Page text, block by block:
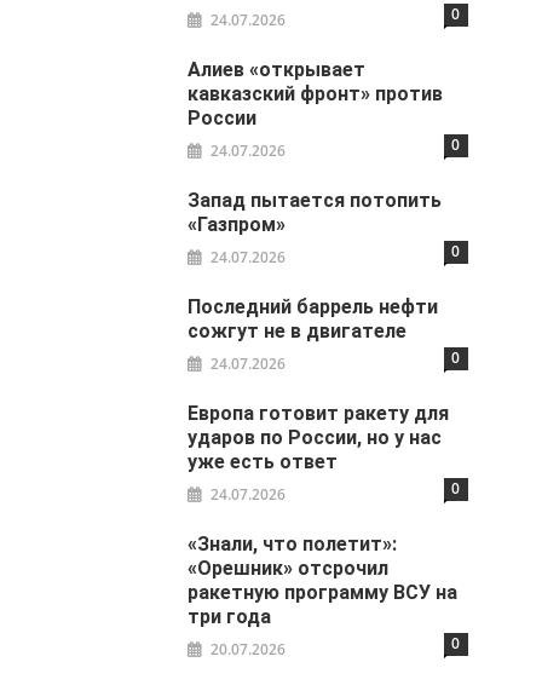
24.07.2026 0
Алиев «открывает
кавказский фронт» против
России
24.07.2026 0
Запад пытается потопить
«Газпром»
24.07.2026 0
Последний баррель нефти
сожгут не в двигателе
24.07.2026 0
Европа готовит ракету для
ударов по России, но у нас
уже есть ответ
24.07.2026 0
«Знали, что полетит»:
«Орешник» отсрочил
ракетную программу ВСУ на
три года
20.07.2026 0